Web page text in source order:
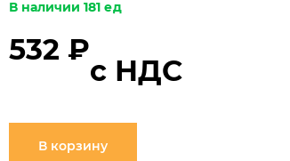
В наличии 181 ед
532 ₽
с НДС
В корзину